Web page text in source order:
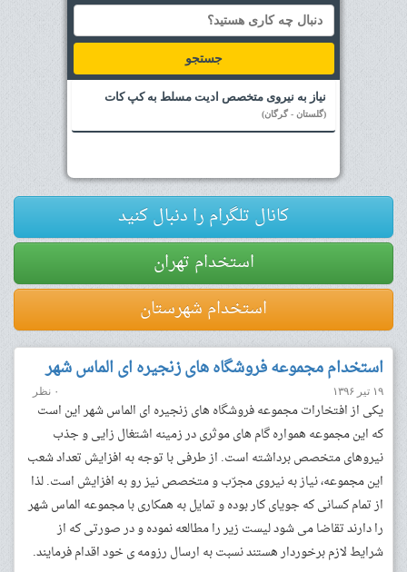
جستجو
نیاز به نیروی متخصص ادیت مسلط به کپ کات
(گلستان - گرگان)
کانال تلگرام را دنبال کنید
استخدام تهران
استخدام شهرستان
استخدام مجموعه فروشگاه های زنجیره ای الماس شهر
۱۹ تیر ۱۳۹۶ ۰ نظر
یکی از افتخارات مجموعه فروشگاه های زنجیره ای الماس شهر این است
که این مجموعه همواره گام های موثری در زمینه اشتغال زایی و جذب
نیروهای متخصص برداشته است. از طرفی با توجه به افزایش تعداد شعب
این مجموعه، نیاز به نیروی مجرّب و متخصص نیز رو به افزایش است. لذا
از تمام کسانی که جویای کار بوده و تمایل به همکاری با مجموعه الماس شهر
را دارند تقاضا می شود لیست زیر را مطالعه نموده و در صورتی که از
شرایط لازم برخوردار هستند نسبت به ارسال رزومه ی خود اقدام فرمایند.